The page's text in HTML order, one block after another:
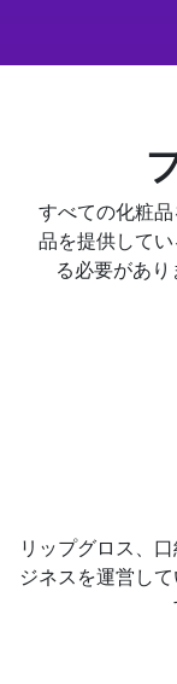
すべての化粧
品を提供して
る必要があり
リップグロス、
ジネスを運営し